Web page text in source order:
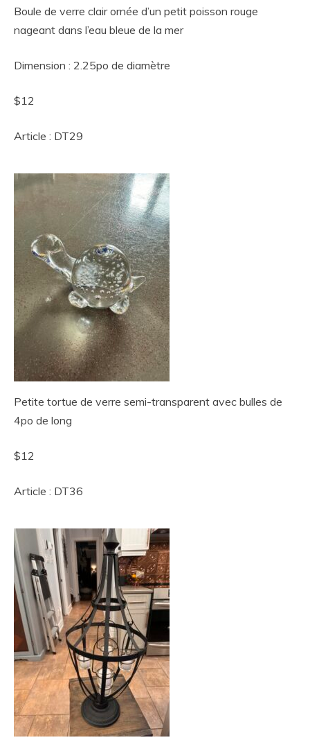
Boule de verre clair ornée d’un petit poisson rouge
nageant dans l’eau bleue de la mer
Dimension : 2.25po de diamètre
$12
Article : DT29
Petite tortue de verre semi-transparent avec bulles de
4po de long
$12
Article : DT36